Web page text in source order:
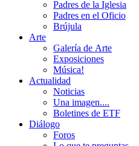
Padres de la Iglesia
Padres en el Oficio
Brújula
Arte
Galería de Arte
Exposiciones
Música!
Actualidad
Noticias
Una imagen....
Boletines de ETF
Diálogo
Foros